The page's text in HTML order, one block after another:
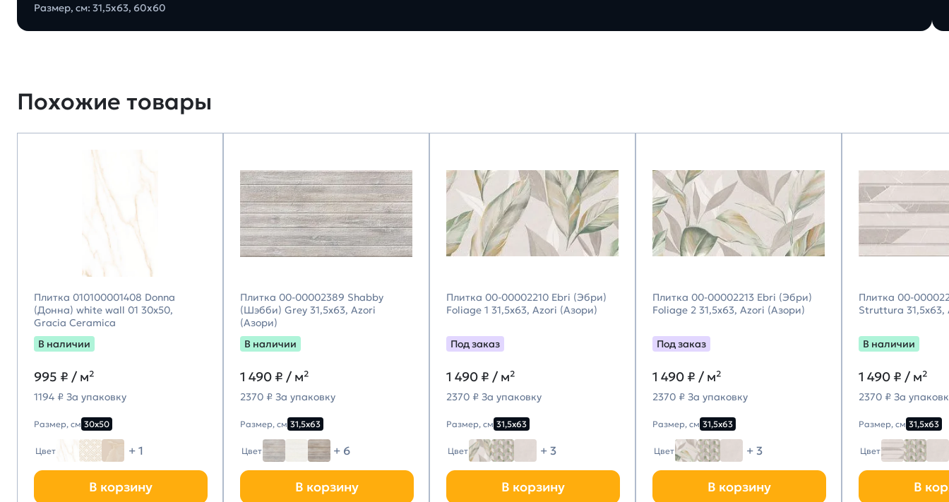
Размер, см: 31,5х63, 60х60
Похожие товары
Плитка 010100001408 Donna
(Донна) white wall 01 30х50,
Gracia Ceramica
В наличии
995 ₽ / м²
1194 ₽ За упаковку
Размер, см 30х50
Цвет + 1
В корзину
Плитка 00-00002389 Shabby
(Шэбби) Grey 31,5х63, Azori
(Азори)
В наличии
1 490 ₽ / м²
2370 ₽ За упаковку
Размер, см 31,5х63
Цвет + 6
В корзину
Плитка 00-00002210 Ebri (Эбри)
Foliage 1 31,5х63, Azori (Азори)
Под заказ
1 490 ₽ / м²
2370 ₽ За упаковку
Размер, см 31,5х63
Цвет + 3
В корзину
Плитка 00-00002213 Ebri (Эбри)
Foliage 2 31,5х63, Azori (Азори)
Под заказ
1 490 ₽ / м²
2370 ₽ За упаковку
Размер, см 31,5х63
Цвет + 3
В корзину
Плитка 00-
Struttura 31,5х63,
В наличии
1 490 ₽ / м²
2370 ₽ За
Размер, см 31,5х63
Цвет
В